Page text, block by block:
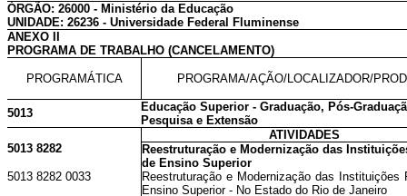
ÓRGÃO: 26000 - Ministério da Educação
UNIDADE: 26236 - Universidade Federal Fluminense
ANEXO II
PROGRAMA DE TRABALHO (CANCELAMENTO)
PROGRAMÁTICA PROGRAMA/AÇÃO/LOCALIZADOR/
5013
Educação Superior - Graduação, Pós-
Pesquisa e Extensão
ATIVIDADES
5013 8282
Reestruturação e Modernização das
de Ensino Superior
5013 8282 0033
Reestruturação e Modernização das Instituições
Ensino Superior - No Estado do Rio de Janeiro